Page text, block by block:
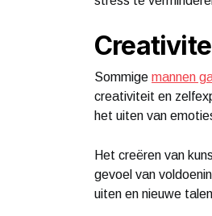
Sommige mannen
creativiteit en
het uiten van
Het creëren van
gevoel van
uiten en nieuwe